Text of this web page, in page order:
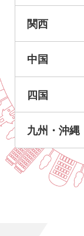
関西
中国
四国
九州・沖縄